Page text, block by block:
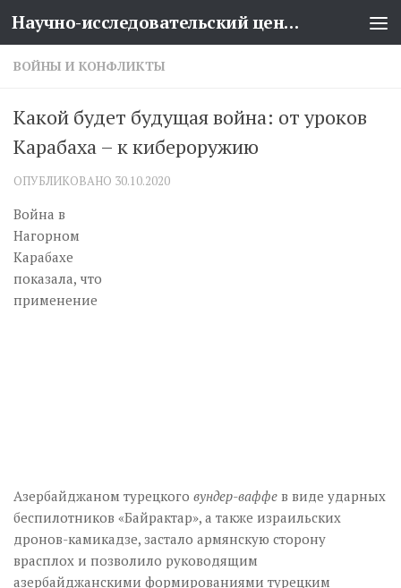
Перейти к содержимому Научно-исследовательский центр проблем национальной безопасности
ВОЙНЫ И КОНФЛИКТЫ
Какой будет будущая война: от уроков
Карабаха – к кибероружию
ОПУБЛИКОВАНО 30.10.2020
Война в
Нагорном
Карабахе
показала, что
применение
Азербайджаном турецкого вундер-ваффе в виде ударных
беспилотников «Байрактар», а также израильских
дронов-камикадзе, застало армянскую сторону
врасплох и позволило руководящим
азербайджанскими формированиями турецким